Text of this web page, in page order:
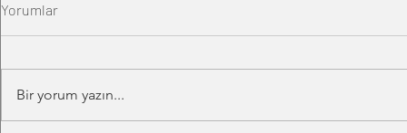
Yorumlar
Bir yorum yazın...